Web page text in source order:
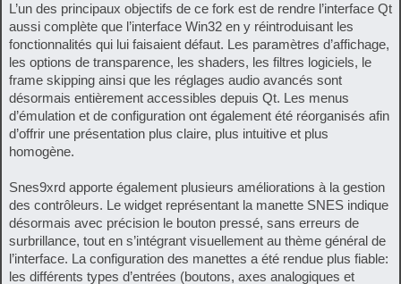
L’un des principaux objectifs de ce fork est de rendre l’interface Qt
aussi complète que l’interface Win32 en y réintroduisant les
fonctionnalités qui lui faisaient défaut. Les paramètres d’affichage,
les options de transparence, les shaders, les filtres logiciels, le
frame skipping ainsi que les réglages audio avancés sont
désormais entièrement accessibles depuis Qt. Les menus
d’émulation et de configuration ont également été réorganisés afin
d’offrir une présentation plus claire, plus intuitive et plus
homogène.
Snes9xrd apporte également plusieurs améliorations à la gestion
des contrôleurs. Le widget représentant la manette SNES indique
désormais avec précision le bouton pressé, sans erreurs de
surbrillance, tout en s’intégrant visuellement au thème général de
l’interface. La configuration des manettes a été rendue plus fiable:
les différents types d’entrées (boutons, axes analogiques et